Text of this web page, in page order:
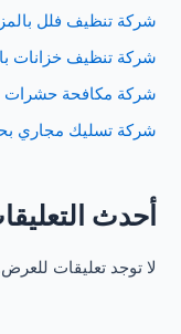
شركة تنظيف فلل
شركة تنظيف خزانات
شركة مكافحة حشرات
شركة تسليك مجاري
أحدث
لا توجد تعليقات